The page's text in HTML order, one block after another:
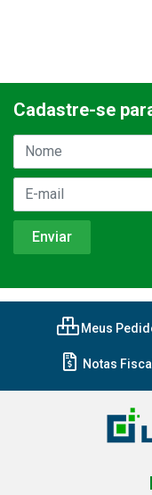
Cadastre-se
Meus
Notas